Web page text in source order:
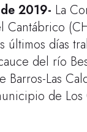
2019- La
Cantábrico
últimos días
del río
Barros-Las
de